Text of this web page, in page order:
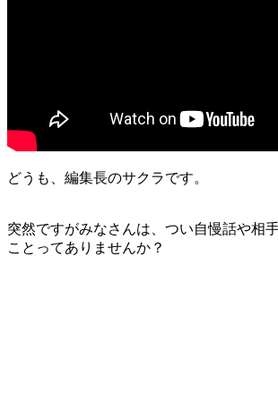
どうも、編集長のサクラです。
突然ですがみなさんは、つい自慢話や相
ことってありませんか？